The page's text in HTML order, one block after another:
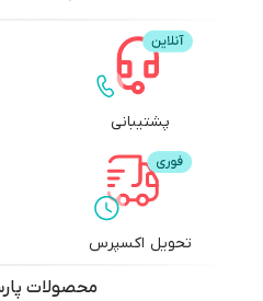
پشتیبانی
تحویل اکسپرس
محصولات